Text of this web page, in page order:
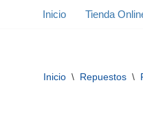
Inicio Tienda
Inicio \ Repuestos \